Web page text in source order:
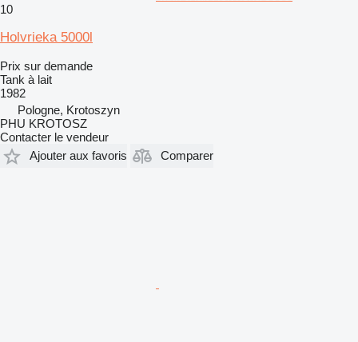
10
Holvrieka 5000l
Prix sur demande
Tank à lait
1982
Pologne, Krotoszyn
PHU KROTOSZ
Contacter le vendeur
Ajouter aux favoris
Comparer